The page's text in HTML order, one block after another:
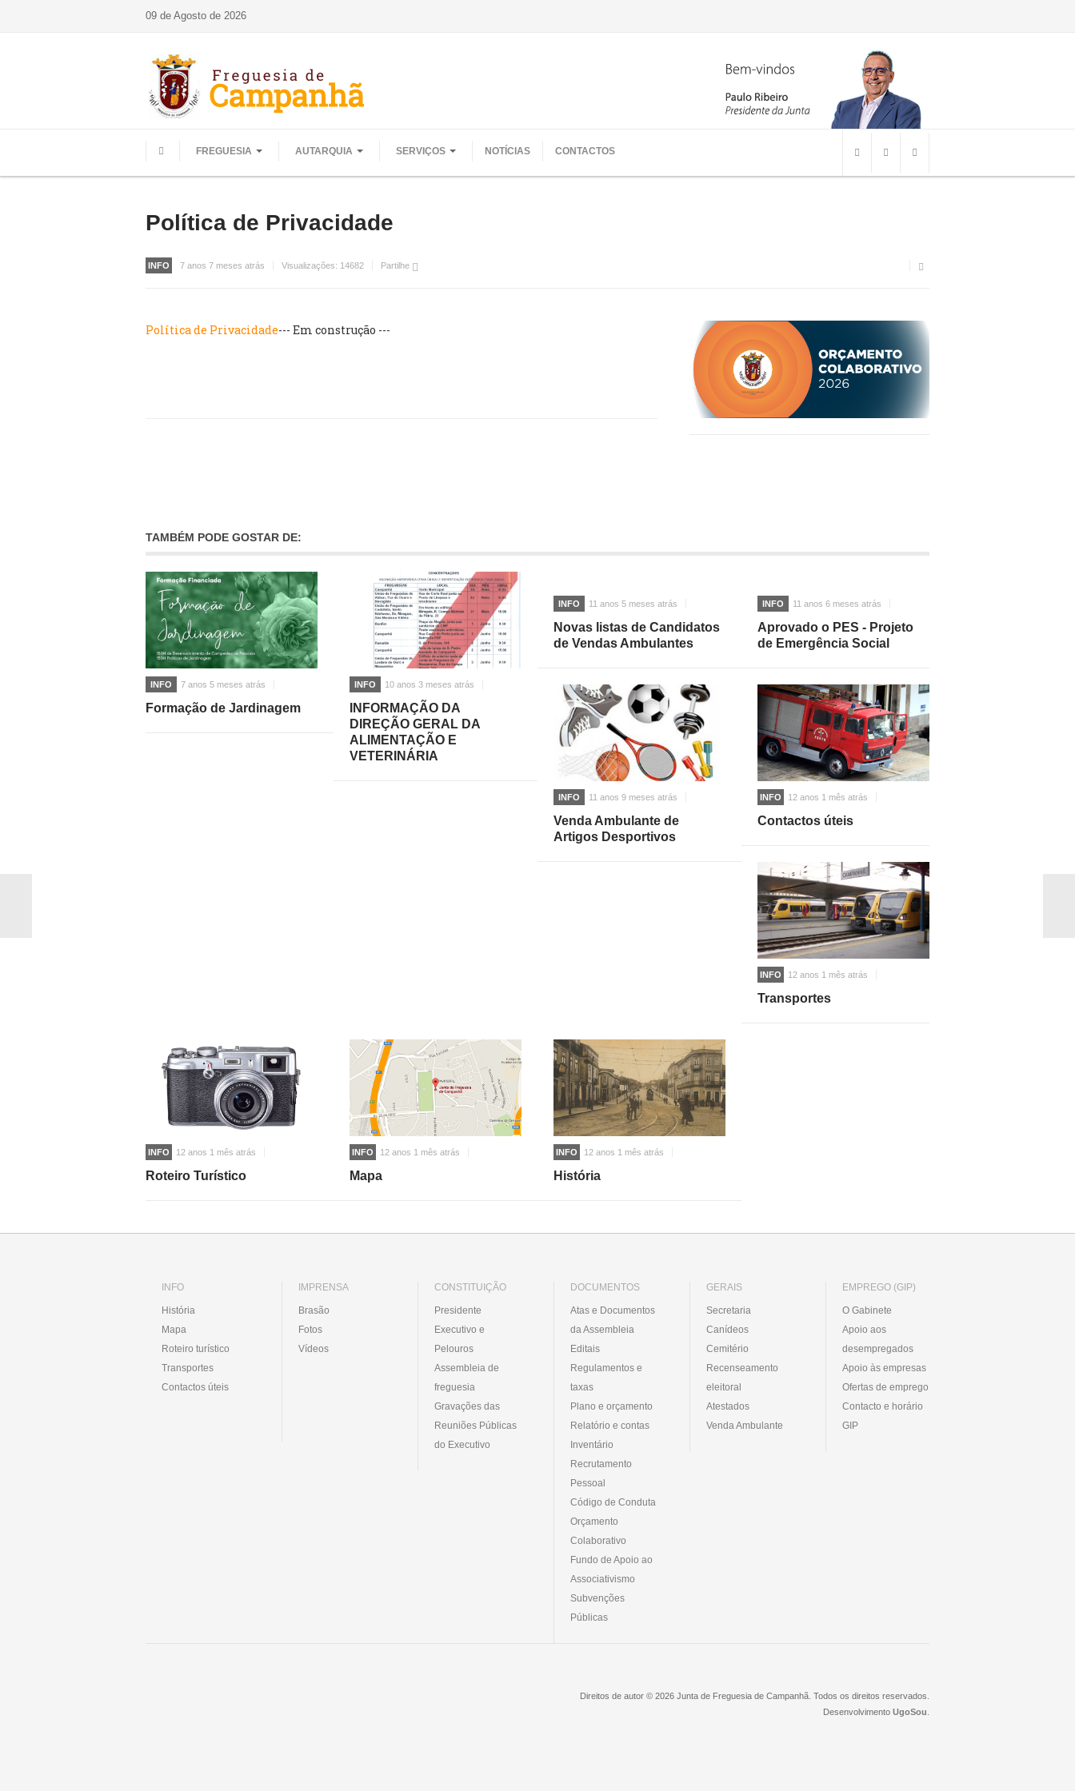
09 de Agosto de 2026
FREGUESIA AUTARQUIA SERVIÇOS NOTÍCIAS CONTACTOS
Política de Privacidade
INFO 7 anos 7 meses atrás Visualizações: 14682 Partilhe
Política de Privacidade--- Em construção ---
TAMBÉM PODE GOSTAR DE:
INFO 7 anos 5 meses atrás
Formação de Jardinagem
INFO 10 anos 3 meses atrás
INFORMAÇÃO DA
DIREÇÃO GERAL DA
ALIMENTAÇÃO E
VETERINÁRIA
INFO 11 anos 5 meses atrás
Novas listas de Candidatos
de Vendas Ambulantes
INFO 11 anos 6 meses atrás
Aprovado o PES - Projeto
de Emergência Social
INFO 11 anos 9 meses atrás
Venda Ambulante de
Artigos Desportivos
INFO 12 anos 1 mês atrás
Contactos úteis
INFO 12 anos 1 mês atrás
Transportes
INFO 12 anos 1 mês atrás
Roteiro Turístico
INFO 12 anos 1 mês atrás
Mapa
INFO 12 anos 1 mês atrás
História
INFO
História
Mapa
Roteiro turístico
Transportes
Contactos úteis
IMPRENSA
Brasão
Fotos
Vídeos
CONSTITUIÇÃO
Presidente
Executivo e
Pelouros
Assembleia de
freguesia
Gravações das
Reuniões Públicas
do Executivo
DOCUMENTOS
Atas e Documentos
da Assembleia
Editais
Regulamentos e
taxas
Plano e orçamento
Relatório e contas
Inventário
Recrutamento
Pessoal
Código de Conduta
Orçamento
Colaborativo
Fundo de Apoio ao
Associativismo
Subvenções
Públicas
GERAIS
Secretaria
Canídeos
Cemitério
Recenseamento
eleitoral
Atestados
Venda Ambulante
EMPREGO (GIP)
O Gabinete
Apoio aos
desempregados
Apoio às empresas
Ofertas de emprego
Contacto e horário
GIP
Direitos de autor © 2026 Junta de Freguesia de Campanhã. Todos os direitos reservados.
Desenvolvimento UgoSou